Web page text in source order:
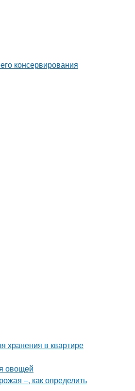
консервирования
хранения в квартире
овощей
–, как определить